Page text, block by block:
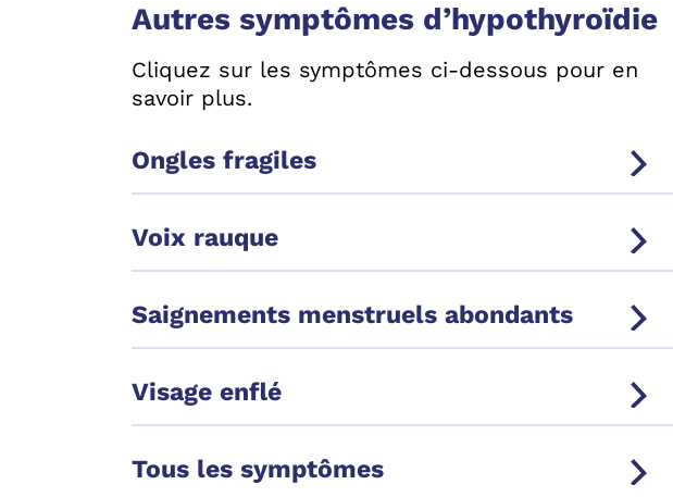
Autres symptômes d’hypothyroïdie
Cliquez sur les symptômes ci-dessous pour en
savoir plus.
Ongles fragiles
Voix rauque
Saignements menstruels abondants
Visage enflé
Tous les symptômes